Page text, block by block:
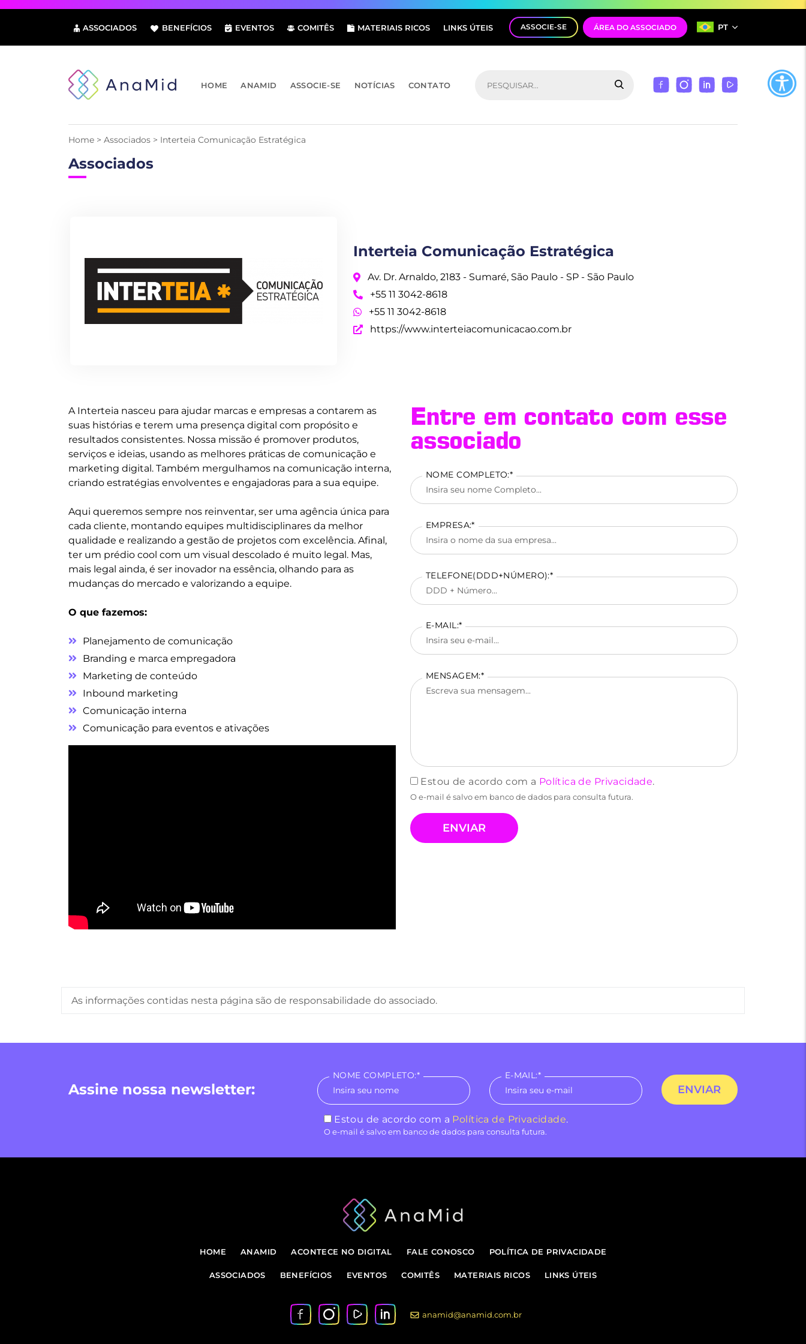
Pular
conteúdo
ASSOCIADOS BENEFÍCIOS EVENTOS COMITÊS MATERIAIS RICOS LINKS ÚTEIS ASSOCIE-SE ÁREA DO ASSOCIADO PT
HOME ANAMID ASSOCIE-SE NOTÍCIAS CONTATO
Home > Associados > Interteia Comunicação Estratégica
Associados
Interteia Comunicação Estratégica
Av. Dr. Arnaldo, 2183 - Sumaré, São Paulo - SP - São Paulo
+55 11 3042-8618
+55 11 3042-8618
https://www.interteiacomunicacao.com.br
A Interteia nasceu para ajudar marcas e empresas a contarem as
suas histórias e terem uma presença digital com propósito e
resultados consistentes. Nossa missão é promover produtos,
serviços e ideias, usando as melhores práticas de comunicação e
marketing digital. Também mergulhamos na comunicação interna,
criando estratégias envolventes e engajadoras para a sua equipe.
Aqui queremos sempre nos reinventar, ser uma agência única para
cada cliente, montando equipes multidisciplinares da melhor
qualidade e realizando a gestão de projetos com excelência. Afinal,
ter um prédio cool com um visual descolado é muito legal. Mas,
mais legal ainda, é ser inovador na essência, olhando para as
mudanças do mercado e valorizando a equipe.
O que fazemos:
Planejamento de comunicação
Branding e marca empregadora
Marketing de conteúdo
Inbound marketing
Comunicação interna
Comunicação para eventos e ativações
Entre em contato com esse
associado
NOME COMPLETO:*
EMPRESA:*
TELEFONE(DDD+NÚMERO):*
E-MAIL:*
MENSAGEM:*
Estou de acordo com a Política de Privacidade.
O e-mail é salvo em banco de dados para consulta futura.
As informações contidas nesta página são de responsabilidade do associado.
Assine nossa newsletter:
NOME COMPLETO:* E-MAIL:*
Estou de acordo com a Política de Privacidade.
O e-mail é salvo em banco de dados para consulta futura.
HOME ANAMID ACONTECE NO DIGITAL FALE CONOSCO POLÍTICA DE PRIVACIDADE
ASSOCIADOS BENEFÍCIOS EVENTOS COMITÊS MATERIAIS RICOS LINKS ÚTEIS
anamid@anamid.com.br